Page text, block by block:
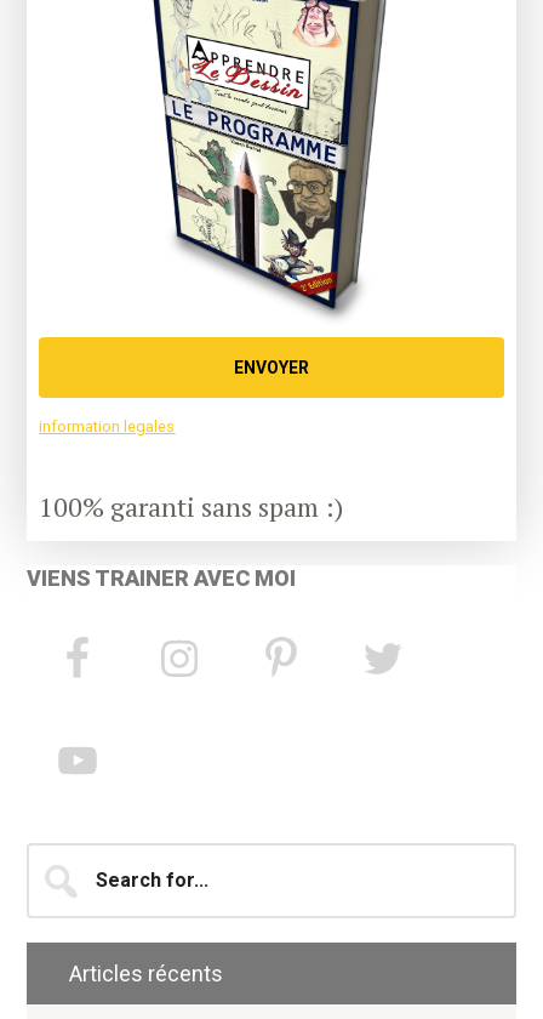
ENVOYER
information legales
100% garanti sans spam :)
VIENS TRAINER AVEC MOI
for...
Articles récents